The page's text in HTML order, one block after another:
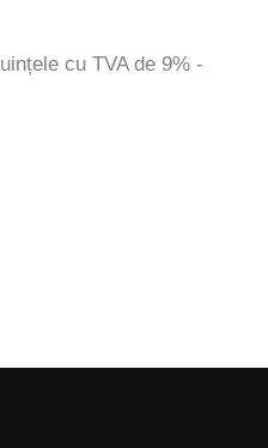
cu TVA de 9% -